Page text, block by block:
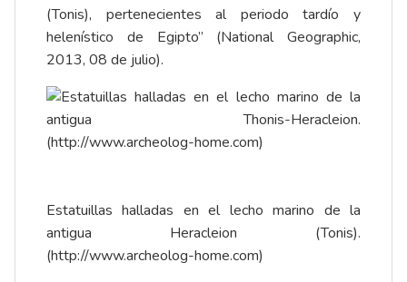
(Tonis), pertenecientes al periodo tardío y
helenístico de Egipto” (National Geographic,
2013, 08 de julio).
Estatuillas halladas en el lecho marino de la
antigua Heracleion (Tonis).
(http://www.archeolog-home.com)